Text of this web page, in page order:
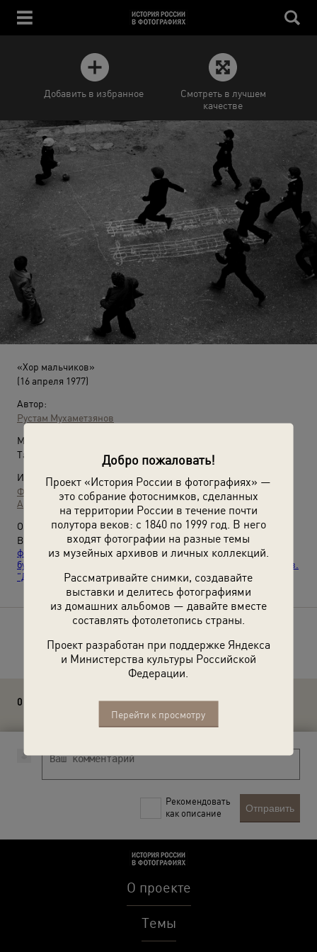
Добро пожаловать!
Проект «История России в фотографиях» —
это собрание фотоснимков, сделанных
на территории России в течение почти
полутора веков: с 1840 по 1999 год. В него
входят фотографии на разные темы
из музейных архивов и личных коллекций.
Рассматривайте снимки, создавайте
выставки и делитесь фотографиями
из домашних альбомов — давайте вместе
составлять фотолетопись страны.
Проект разработан при поддержке Яндекса
и Министерства культуры Российской
Федерации.
Перейти к просмотру
Добавить в избранное
Смотреть в лучшем
качестве
«Хор мальчиков»
(16 апреля 1977)
Автор:
Рустам Мухаметзянов
Место съемки:
Татарская АССР, г. Казань
Источники:
Фотографии пользователей russiainphoto.ru
Архив Рустама Сулеймановича Мухаметзянова
О фотографии:
Выставки
«Самые дорогие и любимые»,«10 лучших
фотографий Рустама Мухаметзянова»,«Тише едешь, дальше
будешь»
«Валерий Брюсов.
"Детская площадка"»с этой фотографией.
0 комментариев
Рекомендовать
как описание
Отправить
О проекте
Темы